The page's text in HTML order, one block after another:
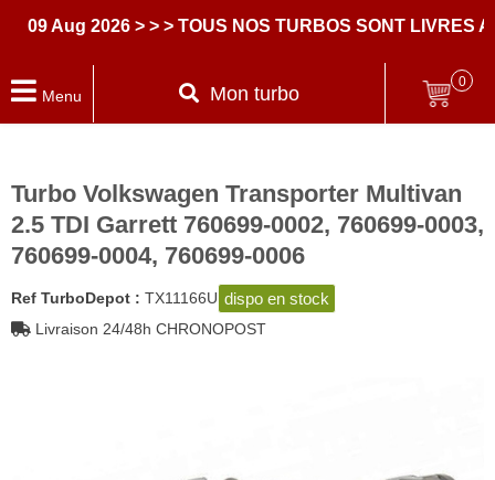
Aug 2026 > > > TOUS NOS TURBOS SONT LIVRES
Menu Mon turbo
0
Turbo Volkswagen Transporter Multivan
2.5 TDI Garrett 760699-0002, 760699-0003,
760699-0004, 760699-0006
Ref TurboDepot : TX11166U dispo en stock
Livraison 24/48h CHRONOPOST